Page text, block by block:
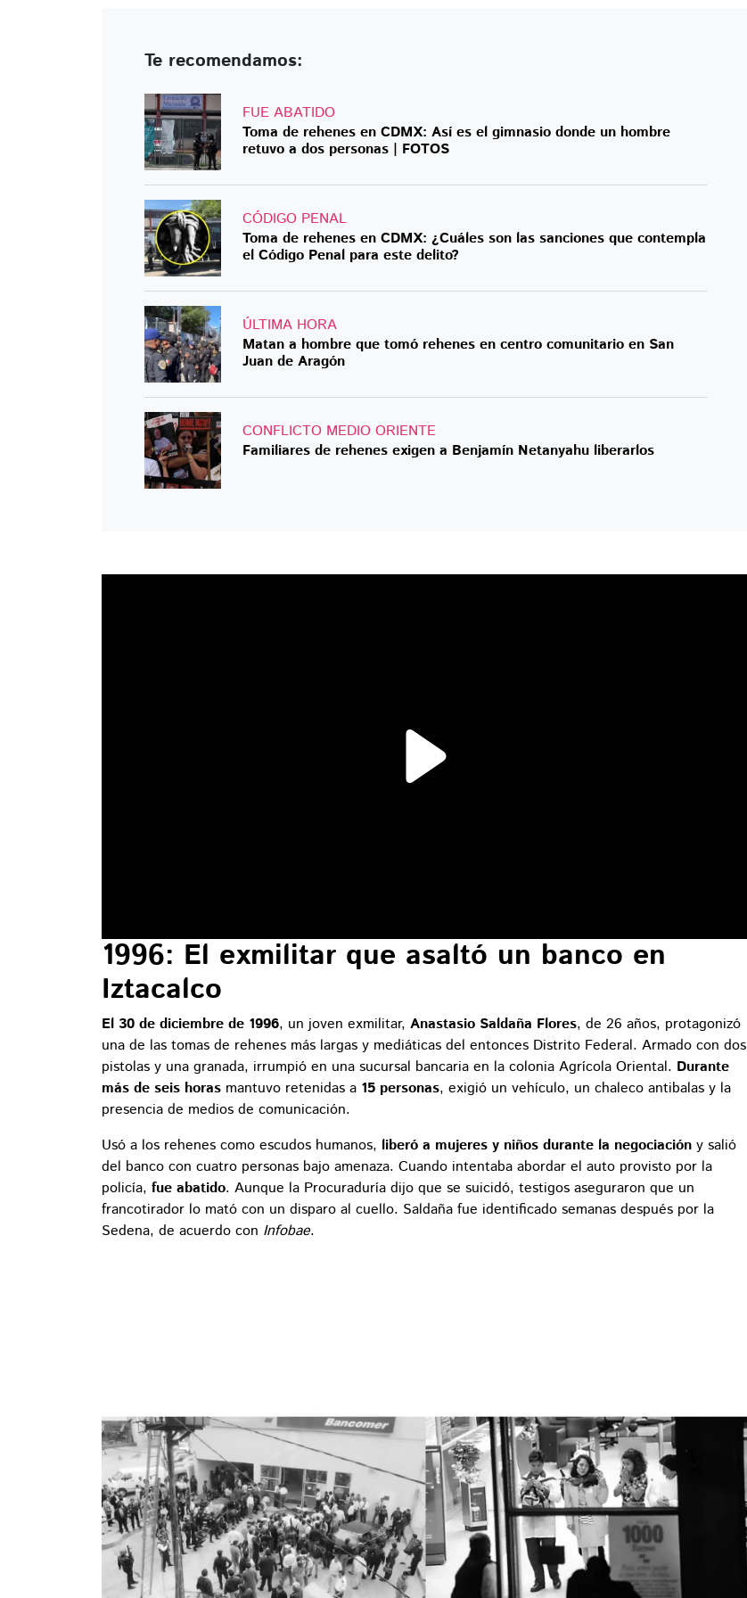
Te recomendamos:
FUE ABATIDO
Toma de rehenes en CDMX: Así es el gimnasio donde un hombre
retuvo a dos personas | FOTOS
CÓDIGO PENAL
Toma de rehenes en CDMX: ¿Cuáles son las sanciones que contempla
el Código Penal para este delito?
ÚLTIMA HORA
Matan a hombre que tomó rehenes en centro comunitario en San
Juan de Aragón
CONFLICTO MEDIO ORIENTE
Familiares de rehenes exigen a Benjamín Netanyahu liberarlos
1996: El exmilitar que asaltó un banco en
Iztacalco
El 30 de diciembre de 1996, un joven exmilitar, Anastasio Saldaña Flores, de 26 años, protagonizó
una de las tomas de rehenes más largas y mediáticas del entonces Distrito Federal. Armado con dos
pistolas y una granada, irrumpió en una sucursal bancaria en la colonia Agrícola Oriental. Durante
más de seis horas mantuvo retenidas a 15 personas, exigió un vehículo, un chaleco antibalas y la
presencia de medios de comunicación.
Usó a los rehenes como escudos humanos, liberó a mujeres y niños durante la negociación y salió
del banco con cuatro personas bajo amenaza. Cuando intentaba abordar el auto provisto por la
policía, fue abatido. Aunque la Procuraduría dijo que se suicidó, testigos aseguraron que un
francotirador lo mató con un disparo al cuello. Saldaña fue identificado semanas después por la
Sedena, de acuerdo con Infobae.